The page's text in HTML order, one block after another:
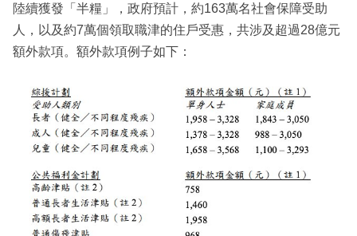
陸續獲發「半糧」，政府預計，約163萬名社會保障受助
人，以及約7萬個領取職津的住戶受惠，共涉及超過28億元
額外款項。額外款項例子如下：